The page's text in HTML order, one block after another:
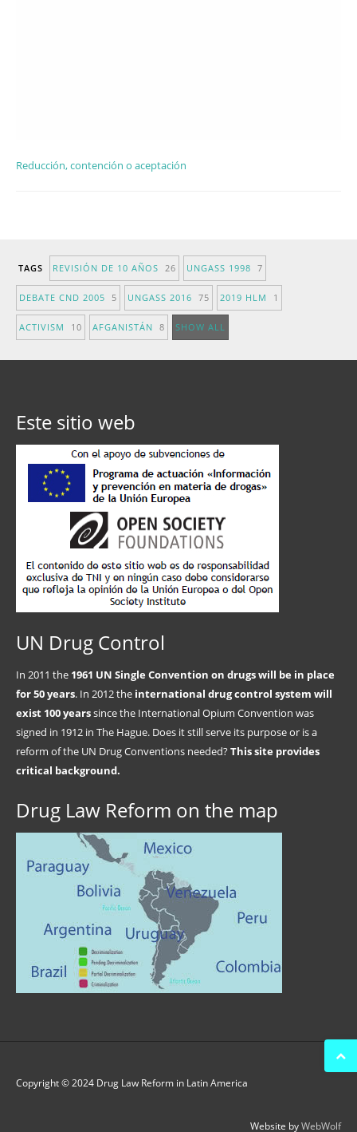
Reducción, contención o aceptación
TAGS REVISIÓN DE 10 AÑOS 26 UNGASS 1998 7
DEBATE CND 2005 5 UNGASS 2016 75 2019 HLM 1
ACTIVISM 10 AFGANISTÁN 8 SHOW ALL
Este sitio web
UN Drug Control
In 2011 the 1961 UN Single Convention on drugs will be in place
for 50 years. In 2012 the international drug control system will
exist 100 yearssince the International Opium Convention was
signed in 1912 in The Hague. Does it still serve its purpose or is a
reform of the UN Drug Conventions needed?This site provides
critical background.
Drug Law Reform on the map
Copyright © 2024 Drug Law Reform in Latin America
Website byWebWolf